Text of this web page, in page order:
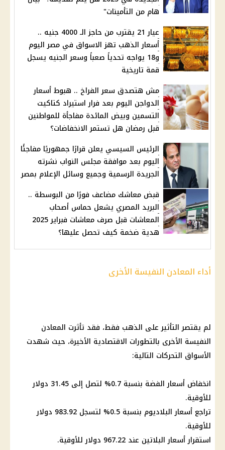
هام من التأمينات"
عيار 21 يقترب من حاجز الـ 4000 جنيه ..
أسعار الذهب تهز الاسواق في مصر اليوم
و18 يواجه تحدياً صعباً وسعر الجنيه يسجل
قمة تاريخية
مش هتصدق سعر الفراخ .. هبوط أسعار
الدواجن اليوم بعد فرار استيراد كتاكيت
التسمين وبيض المائدة مفاجأة للمواطنين
قبل رمضان هل تستمر الانخفاضات؟
الرئيس السيسي يعلن قرارًا جمهوريًا مفاجئًا
اليوم بعد موافقة مجلس النواب نشرته
الجريدة الرسمية وجميع وسائل الإعلام بمصر
قبض معاشك مضاعف فورًا من البوسطة ..
البريد المصري يشعل حماس أصحاب
المعاشات قبل صرف معاشات فبراير 2025
هدية ضخمة كيف تحصل عليها؟
أداء المعادن النفيسة الأخرى
لم يقتصر التأثير على الذهب فقط، فقد تأثرت المعادن
النفيسة الأخرى بالتطورات الاقتصادية الأخيرة، حيث شهدت
الأسواق التحركات التالية:
انخفاض أسعار الفضة بنسبة 0.7% لتصل إلى 31.45
دولار
للأوقية.
تراجع أسعار البلاديوم بنسبة 0.5% لتسجل 983.92
دولار
للأوقية.
استقرار أسعار البلاتين عند 967.22
دولارللأوقية.